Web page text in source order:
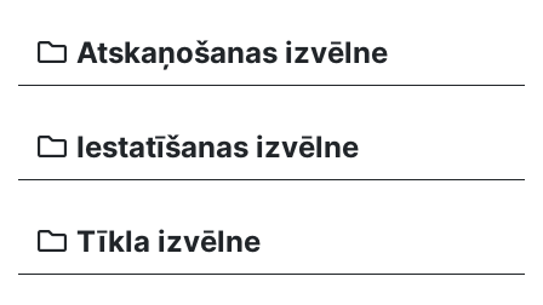
Atskaņošanas izvēlne
Iestatīšanas izvēlne
Tīkla izvēlne